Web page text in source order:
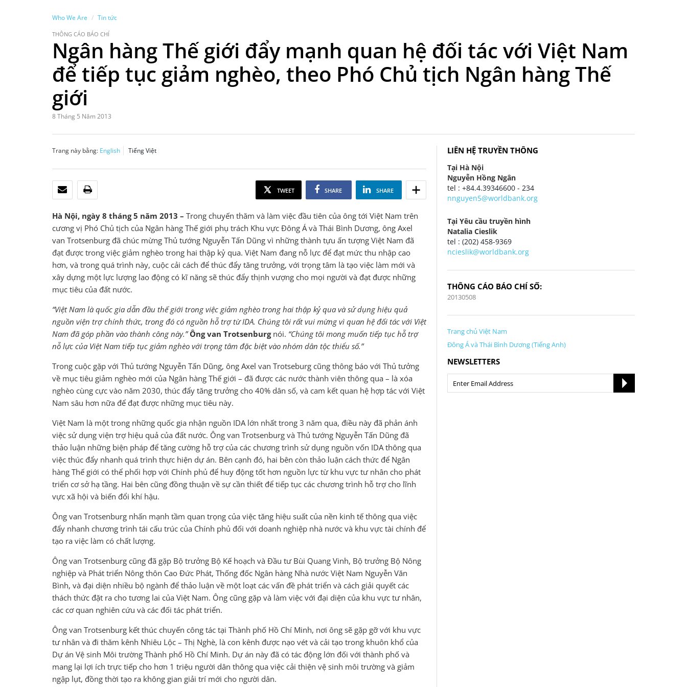
Who We Are Tin tức
THÔNG CÁO BÁO CHÍ
Ngân hàng Thế giới đẩy mạnh quan hệ đối tác với Việt Nam
để tiếp tục giảm nghèo, theo Phó Chủ tịch Ngân hàng Thế
giới
8 Tháng 5 Năm 2013
Trang này bằng: English Tiếng Việt
EMAIL TWEET SHARE SHARE
Hà Nội, ngày 8 tháng 5 năm 2013 – Trong chuyến thăm và làm việc đầu tiên của ông tới Việt Nam trên
cương vị Phó Chủ tịch của Ngân hàng Thế giới phụ trách Khu vực Đông Á và Thái Bình Dương, ông Axel
van Trotsenburg đã chúc mừng Thủ tướng Nguyễn Tấn Dũng vì những thành tựu ấn tượng Việt Nam đã
đạt được trong việc giảm nghèo trong hai thập kỷ qua. Việt Nam đang nỗ lực để đạt mức thu nhập cao
hơn, và trong quá trình này, cuộc cải cách để thúc đẩy tăng trưởng, với trọng tâm là tạo việc làm mới và
xây dựng một lực lượng lao động có kĩ năng sẽ thúc đẩy thịnh vượng cho mọi người và đạt được những
mục tiêu của đất nước.
“Việt Nam là quốc gia dẫn đầu thế giới trong việc giảm nghèo trong hai thập kỷ qua và sử dụng hiệu quả
nguồn viện trợ chính thức, trong đó có nguồn hỗ trợ từ IDA. Chúng tôi rất vui mừng vì quan hệ đối tác với Việt
Nam đã góp phần vào thành công này.”Ông van Trotsenburgnói. “Chúng tôi mong muốn tiếp tục hỗ trợ
nỗ lực của Việt Nam tiếp tục giảm nghèo với trọng tâm đặc biệt vào nhóm dân tộc thiểu số.”
Trong cuộc gặp với Thủ tướng Nguyễn Tấn Dũng, ông Axel van Trotseburg cũng thông báo với Thủ tưởng
về mục tiêu giảm nghèo mới của Ngân hàng Thế giới – đã được các nước thành viên thông qua – là xóa
nghèo cùng cực vào năm 2030, thúc đẩy tăng trưởng cho 40% dân số, và cam kết quan hệ hợp tác với Việt
Nam sâu hơn nữa để đạt được những mục tiêu này.
Việt Nam là một trong những quốc gia nhận nguồn IDA lớn nhất trong 3 năm qua, điều này đã phản ánh
việc sử dụng viện trợ hiệu quả của đất nước. Ông van Trotsenburg và Thủ tướng Nguyễn Tấn Dũng đã
thảo luận những biện pháp để tăng cường hỗ trợ của các chương trình sử dụng nguồn vốn IDA thông qua
việc thúc đẩy nhanh quá trình thực hiện dự án. Bên cạnh đó, hai bên còn thảo luận cách thức để Ngân
hàng Thế giới có thể phối hợp với Chính phủ để huy động tốt hơn nguồn lực từ khu vực tư nhân cho phát
triển cơ sở hạ tầng. Hai bên cũng đồng thuận về sự cần thiết để tiếp tục các chương trình hỗ trợ cho lĩnh
vực xã hội và biến đổi khí hậu.
Ông van Trotsenburg nhấn mạnh tầm quan trọng của việc tăng hiệu suất của nền kinh tế thông qua việc
đẩy nhanh chương trình tái cấu trúc của Chính phủ đối với doanh nghiệp nhà nước và khu vực tài chính để
tạo ra việc làm có chất lượng.
Ông van Trotsenburg cũng đã gặp Bộ trưởng Bộ Kế hoạch và Đầu tư Bùi Quang Vinh, Bộ trưởng Bộ Nông
nghiệp và Phát triển Nông thôn Cao Đức Phát, Thống đốc Ngân hàng Nhà nước Việt Nam Nguyễn Văn
Bình, và đại diện nhiều bộ ngành để thảo luận về một loạt các vấn đề phát triển và cách giải quyết các
thách thức đặt ra cho tương lai của Việt Nam. Ông cũng gặp và làm việc với đại diện của khu vực tư nhân,
các cơ quan nghiên cứu và các đối tác phát triển.
Ông van Trotsenburg kết thúc chuyến công tác tại Thành phố Hồ Chí Minh, nơi ông sẽ gặp gỡ với khu vực
tư nhân và đi thăm kênh Nhiêu Lộc – Thị Nghè, là con kênh được nạo vét và cải tạo trong khuôn khổ của
Dự án Vệ sinh Môi trường Thành phố Hồ Chí Minh. Dự án này đã có tác động lớn đối với thành phố và
mang lại lợi ích trực tiếp cho hơn 1 triệu người dân thông qua việc cải thiện vệ sinh môi trường và giảm
ngập lụt, đồng thời tạo ra không gian giải trí mới cho người dân.
LIÊN HỆ TRUYỀN THÔNG
Tại Hà Nội
Nguyễn Hồng Ngân
tel : +84.4.39346600 - 234
nnguyen5@worldbank.org
Tại Yêu cầu truyền hình
Natalia Cieslik
tel : (202) 458-9369
ncieslik@worldbank.org
THÔNG CÁO BÁO CHÍ SỐ:
20130508
Trang chủ Việt Nam
Đông Á và Thái Bình Dương (Tiếng Anh)
NEWSLETTERS